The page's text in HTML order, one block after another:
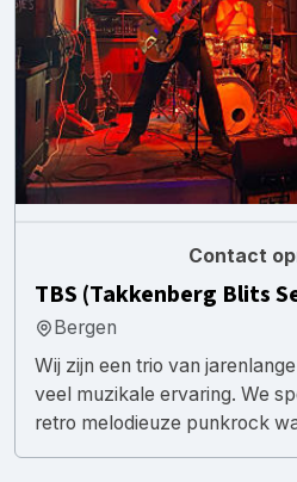
Contact
TBS (Takkenberg Blits
Bergen
Wij zijn een trio van
veel muzikale ervaring. We
retro melodieuze punkrock